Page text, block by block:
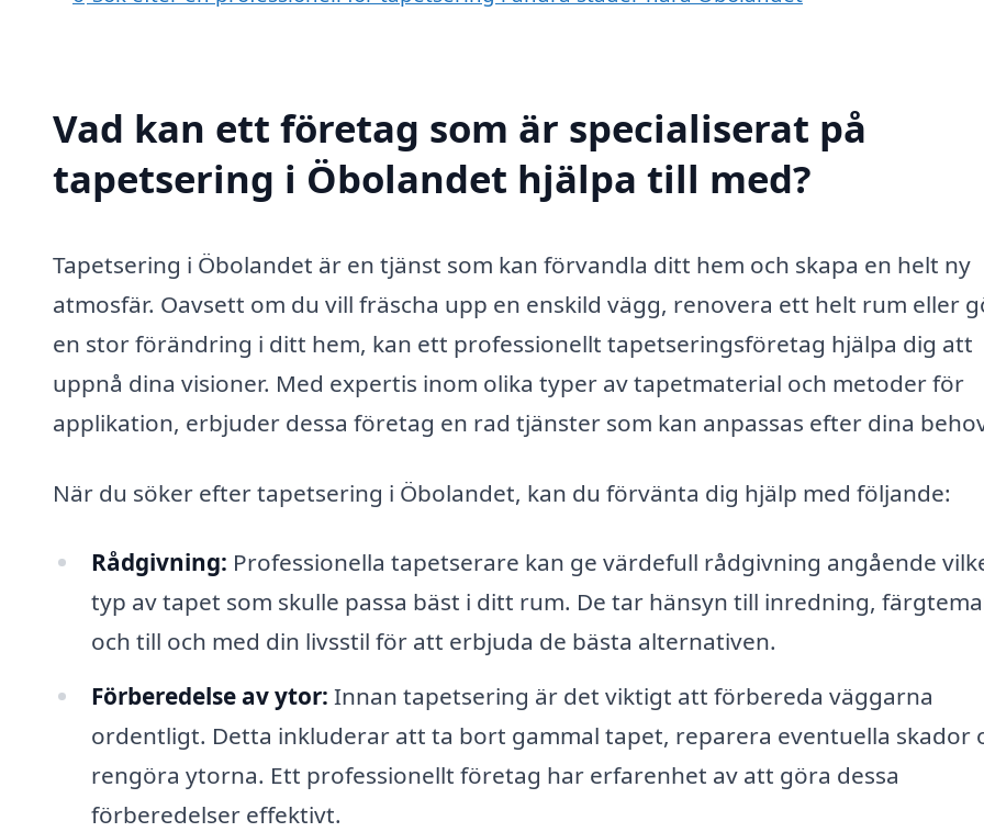
Vad kan ett företag som är specialiserat på
tapetsering i Öbolandet hjälpa till med?
Tapetsering i Öbolandet är en tjänst som kan förvandla ditt hem och skapa en helt ny
atmosfär. Oavsett om du vill fräscha upp en enskild vägg, renovera ett helt rum eller
en stor förändring i ditt hem, kan ett professionellt tapetseringsföretag hjälpa dig att
uppnå dina visioner. Med expertis inom olika typer av tapetmaterial och metoder för
applikation, erbjuder dessa företag en rad tjänster som kan anpassas efter dina
När du söker efter tapetsering i Öbolandet, kan du förvänta dig hjälp med följande:
Rådgivning: Professionella tapetserare kan ge värdefull rådgivning angående
typ av tapet som skulle passa bäst i ditt rum. De tar hänsyn till inredning,
och till och med din livsstil för att erbjuda de bästa alternativen.
Förberedelse av ytor: Innan tapetsering är det viktigt att förbereda väggarna
ordentligt. Detta inkluderar att ta bort gammal tapet, reparera eventuella skador
rengöra ytorna. Ett professionellt företag har erfarenhet av att göra dessa
förberedelser effektivt.